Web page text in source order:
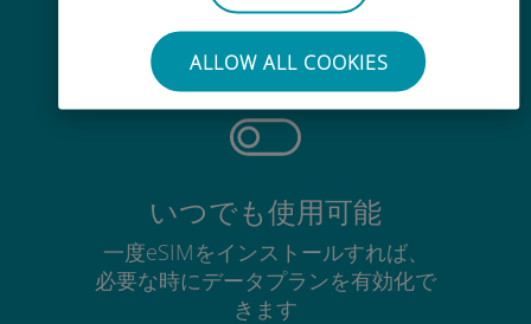
ALLOW ALL COOKIES
使用中のSIMカードを抜き差しする
必要はありません
いつでも使用可能
一度eSIMをインストールすれば、
必要な時にデータプランを有効化で
きます